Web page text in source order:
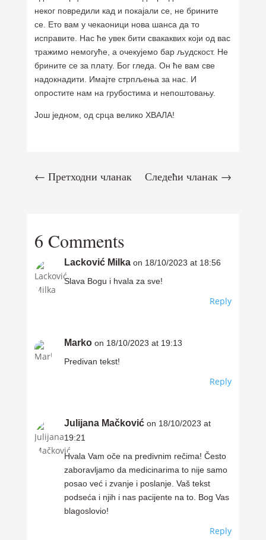
неког повредили кад и покајали се, не брините
се. Ето вам у чекаоници нова шанса да то
исправите. Нас ће увек бити свакаквих који од вас
тражимо немогуће, а очекујемо бар људскост. Не
брините се за плату. Бог гледа. Он ће вам све
надокнадити. Имајте стрпљења за нас. И
опростите нам на грубостима и непоштовању.
Још једном, од срца велико ХВАЛА!
←Претходни чланак Следећи чланак→
6 Comments
Lacković Milka on 18/10/2023 at 18:56
Slava Bogu i hvala za sve!
Reply
Marko on 18/10/2023 at 19:13
Predivan tekst!
Reply
Julijana Mačković on 18/10/2023 at
19:21
Hvala Vam oče na predivnim rečima! Često
zaboravljamo da medicinarima to nije samo
posao već i zvanje i poslanje. Vaš tekst
podseća i njih i nas pacijente na to. Bog Vas
blagoslovio!
Reply